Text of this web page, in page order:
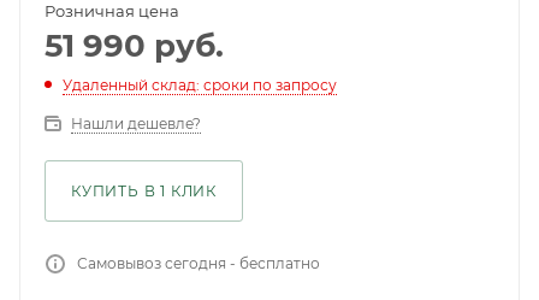
Розничная цена
51 990 руб.
Удаленный склад: сроки по запросу
Нашли дешевле?
КУПИТЬ В 1 КЛИК
Самовывоз сегодня - бесплатно